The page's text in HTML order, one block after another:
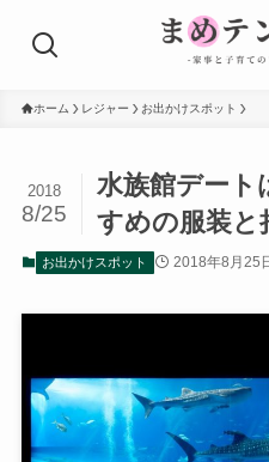
ホーム レジャー お出かけスポット
水族館デート
すめの服装と
2018
8/25
お出かけスポット 2018年8月25